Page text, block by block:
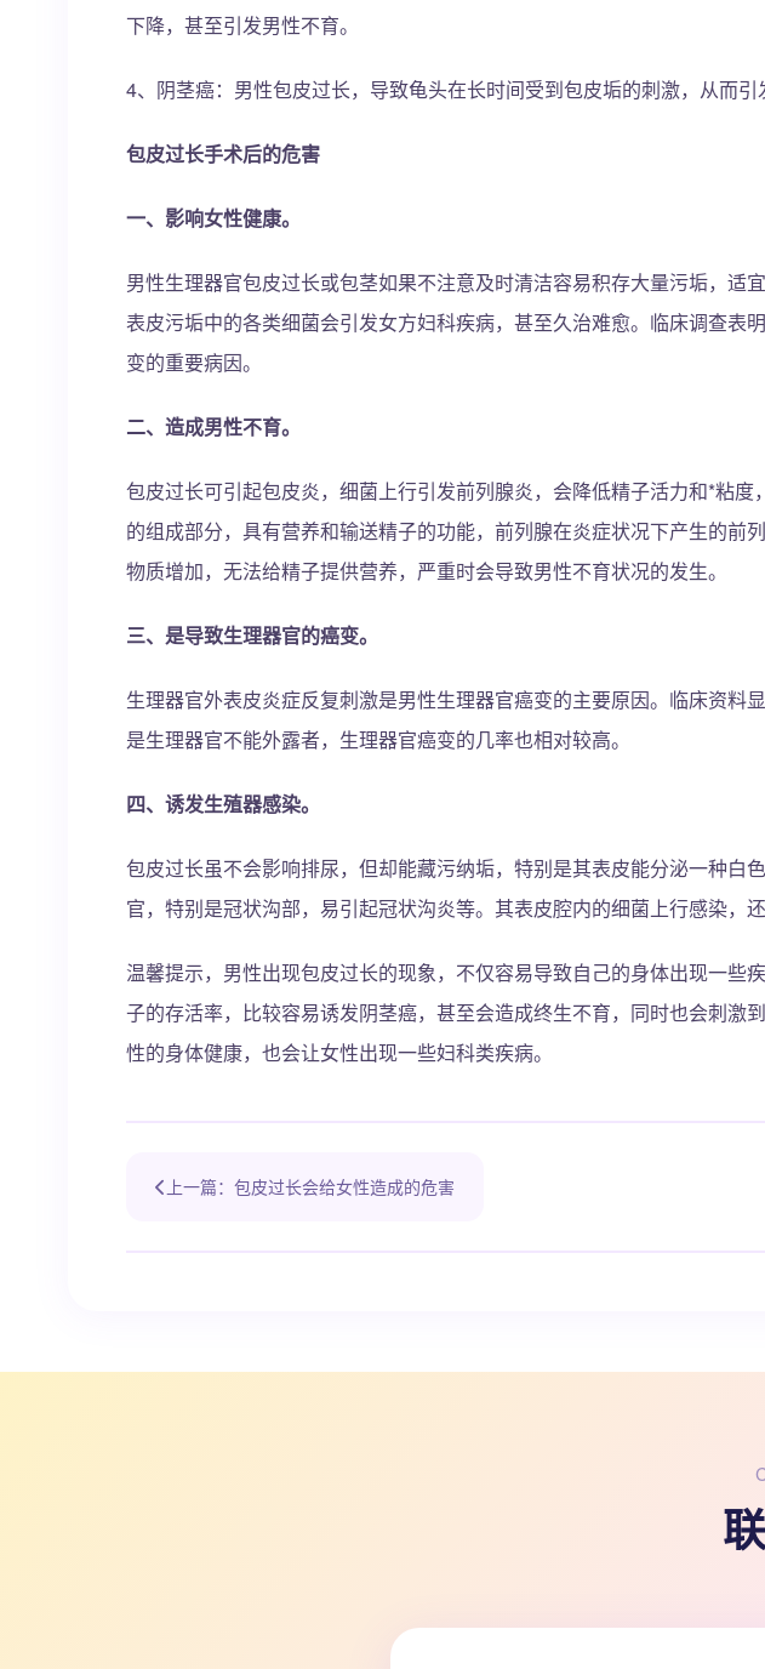
下降，甚至引发男性不育。
4、阴茎癌：男性包皮过长，导致龟头在长时间受到包皮垢的刺激，从而引
包皮过长手术后的危害
一、影响女性健康。
男性生理器官包皮过长或包茎如果不注意及时清洁容易积存大量污垢，适
表皮污垢中的各类细菌会引发女方妇科疾病，甚至久治难愈。临床调查表
变的重要病因。
二、造成男性不育。
包皮过长可引起包皮炎，细菌上行引发前列腺炎，会降低精子活力和*粘
的组成部分，具有营养和输送精子的功能，前列腺在炎症状况下产生的前
物质增加，无法给精子提供营养，严重时会导致男性不育状况的发生。
三、是导致生理器官的癌变。
生理器官外表皮炎症反复刺激是男性生理器官癌变的主要原因。临床资料
是生理器官不能外露者，生理器官癌变的几率也相对较高。
四、诱发生殖器感染。
包皮过长虽不会影响排尿，但却能藏污纳垢，特别是其表皮能分泌一种白
官，特别是冠状沟部，易引起冠状沟炎等。其表皮腔内的细菌上行感染，
温馨提示，男性出现包皮过长的现象，不仅容易导致自己的身体出现一些
子的存活率，比较容易诱发阴茎癌，甚至会造成终生不育，同时也会刺激
性的身体健康，也会让女性出现一些妇科类疾病。
上一篇：包皮过长会给女性造成的危害